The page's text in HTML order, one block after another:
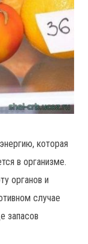
которая
в организме.
органов и
случае
запасов